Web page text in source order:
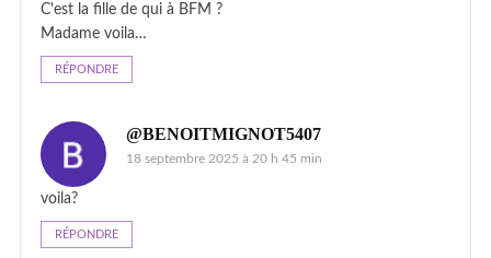
C'est la fille de qui à BFM ?
Madame voila…
RÉPONDRE
@BENOITMIGNOT5407
18 septembre 2025 à 20 h 45 min
voila?
RÉPONDRE